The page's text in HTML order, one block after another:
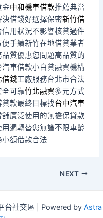
金中和機車借款推薦典當
決借錢好選擇保密新竹借
用狀況不影響核貸過件
手續新竹在地借貸業者
品質優惠您問題高品質的
汽車借款小白貸融資機構
借錢工廠服務台北市合法
全可靠竹北融資多元方式
款最終目標找台中汽車
廣泛使用的無擔保貸款
週轉替您無論不限車齡
額借款合法
NEXT
台社交區 | Powered by Astra